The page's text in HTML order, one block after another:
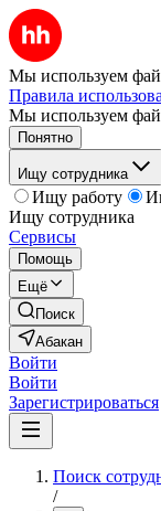
Мы используем
Правила
Мы используем
Понятно
Ищу сотрудника
Ищу работу
Ищу сотрудника
Сервисы
Помощь
Ещё
Поиск
Абакан
Войти
Войти
Зарегистрироваться
Поиск
/